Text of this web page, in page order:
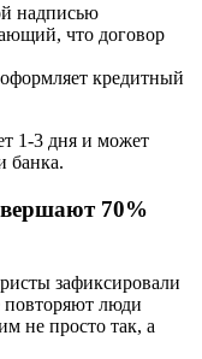
надписью
что договор
кредитный
1-3 дня и может
банка.
70%
зафиксировали
повторяют люди
не просто так, а